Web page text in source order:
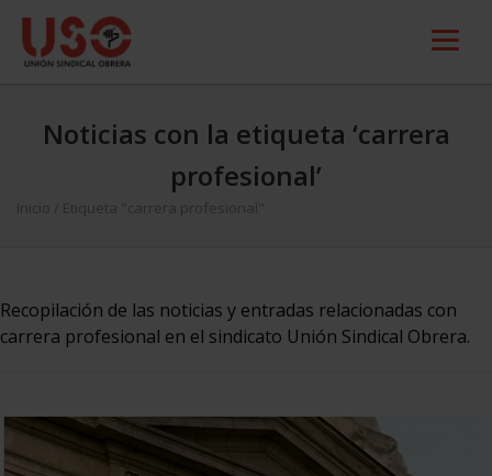
Noticias con la etiqueta ‘carrera
profesional’
Inicio Etiqueta "carrera profesional"
Recopilación de las noticias y entradas relacionadas con
carrera profesional en el sindicato Unión Sindical Obrera.